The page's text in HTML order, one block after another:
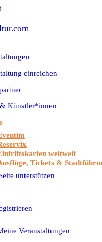
einreichen
Künstler*innen
weltweit
Tickets &
unterstützen
Veranstaltungen